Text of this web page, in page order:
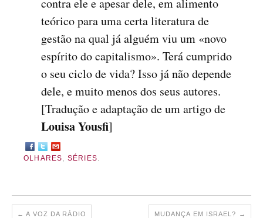
contra ele e apesar dele, em alimento
teórico para uma certa literatura de
gestão na qual já alguém viu um «novo
espírito do capitalismo». Terá cumprido
o seu ciclo de vida? Isso já não depende
dele, e muito menos dos seus autores.
[Tradução e adaptação de um artigo de
Louisa Yousfi]
OLHARES, SÉRIES.
← A VOZ DA RÁDIO MUDANÇA EM ISRAEL? →